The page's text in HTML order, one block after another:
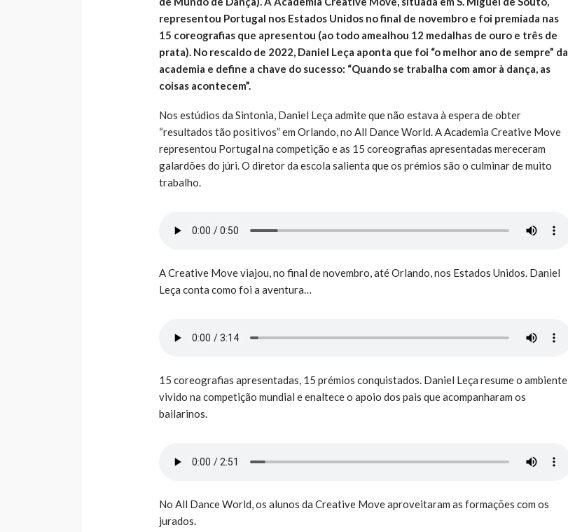
representou Portugal nos Estados Unidos no final de novembro e foi premiada nas
15 coreografias que apresentou (ao todo amealhou 12 medalhas de ouro e três de
prata). No rescaldo de 2022, Daniel Leça aponta que foi “o melhor ano de sempre” da
academia e define a chave do sucesso: “Quando se trabalha com amor à dança, as
coisas acontecem”.
Nos estúdios da Sintonia, Daniel Leça admite que não estava à espera de obter
“resultados tão positivos” em Orlando, no All Dance World. A Academia Creative Move
representou Portugal na competição e as 15 coreografias apresentadas mereceram
galardões do júri. O diretor da escola salienta que os prémios são o culminar de muito
trabalho.
A Creative Move viajou, no final de novembro, até Orlando, nos Estados Unidos. Daniel
Leça conta como foi a aventura…
15 coreografias apresentadas, 15 prémios conquistados. Daniel Leça resume o ambiente
vivido na competição mundial e enaltece o apoio dos pais que acompanharam os
bailarinos.
No All Dance World, os alunos da Creative Move aproveitaram as formações com os
jurados.